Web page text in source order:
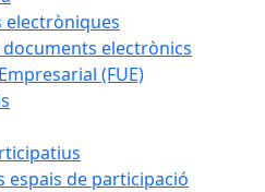
electròniques
electrònics
(FUE)
espais de participació